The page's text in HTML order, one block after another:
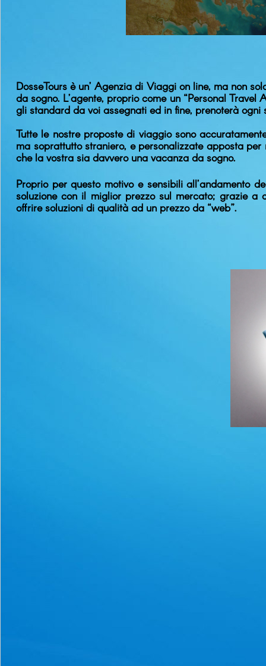
DosseTours è un’ Agenzia di Viaggi on line, ma non
da sogno. L’agente, proprio come un “Personal
gli standard da voi assegnati ed in fine, prenoterà ogni
Tutte le nostre proposte di viaggio sono
ma soprattutto straniero, e personalizzate apposta
che la vostra sia davvero una vacanza da sogno.
Proprio per questo motivo e sensibili all’andamento
soluzione con il miglior prezzo sul mercato; grazie
offrire soluzioni di qualità ad un prezzo da “web”.